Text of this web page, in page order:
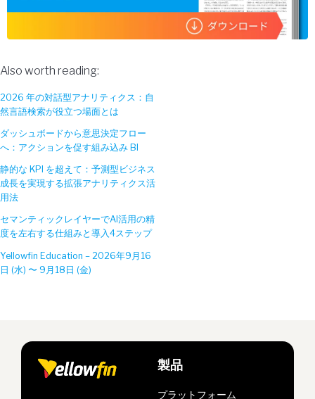
Also worth reading:
2026 年の対話型アナリティクス：自
然言語検索が役立つ場面とは
ダッシュボードから意思決定フロー
へ：アクションを促す組み込み BI
静的な KPI を超えて：予測型ビジネス
成長を実現する拡張アナリティクス活
用法
セマンティックレイヤーでAI活用の精
度を左右する仕組みと導入4ステップ
Yellowfin Education – 2026年9月16
日 (水) 〜 9月18日 (金)
製品
プラットフォーム